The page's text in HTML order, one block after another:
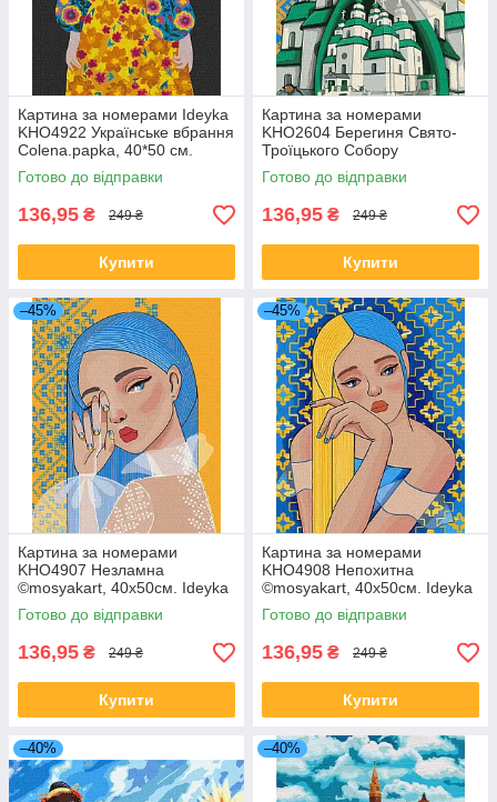
Картина за номерами Ideyka
KHO4922 Українське вбрання
Colena.papka, 40*50 см.
Готово до відправки
136,95 ₴ 249 ₴
Купити
Картина за номерами
KHO2604 Берегиня Свято-
Троїцького Собору
©mosyakart, 40*50 см Ideyka
Готово до відправки
136,95 ₴ 249 ₴
Купити
–45%
Картина за номерами
KHO4907 Незламна
©mosyakart, 40х50см. Ideyka
Готово до відправки
136,95 ₴ 249 ₴
Купити
–45%
Картина за номерами
KHO4908 Непохитна
©mosyakart, 40х50см. Ideyka
Готово до відправки
136,95 ₴ 249 ₴
Купити
–40% –40%